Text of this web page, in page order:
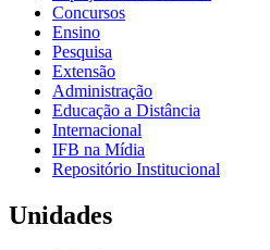
Concursos
Ensino
Pesquisa
Extensão
Administração
Educação a Distância
Internacional
IFB na Mídia
Repositório Institucional
Unidades